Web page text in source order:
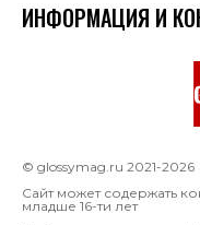
ИНФОРМАЦИЯ И
© glossymag.ru 2021-2026
Сайт может содержать
младше 16-ти лет